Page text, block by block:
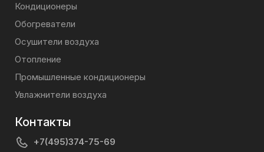
Кондиционеры
Обогреватели
Осушители воздуха
Отопление
Промышленные кондиционеры
Увлажнители воздуха
Контакты
+7(495)374-75-69